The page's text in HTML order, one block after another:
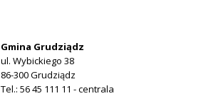
Gmina Grudziądz
ul. Wybickiego 38
86-300 Grudziądz
Tel.: 56 45 111 11 - centrala